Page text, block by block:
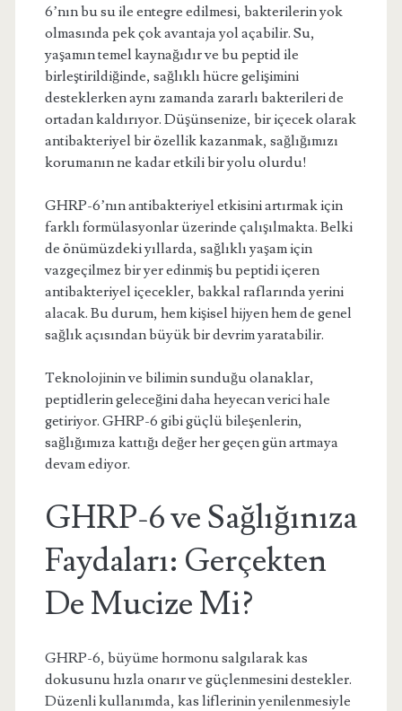
6’nın bu su ile entegre edilmesi, bakterilerin yok
olmasında pek çok avantaja yol açabilir. Su,
yaşamın temel kaynağıdır ve bu peptid ile
birleştirildiğinde, sağlıklı hücre gelişimini
desteklerken aynı zamanda zararlı bakterileri de
ortadan kaldırıyor. Düşünsenize, bir içecek olarak
antibakteriyel bir özellik kazanmak, sağlığımızı
korumanın ne kadar etkili bir yolu olurdu!
GHRP-6’nın antibakteriyel etkisini artırmak için
farklı formülasyonlar üzerinde çalışılmakta. Belki
de önümüzdeki yıllarda, sağlıklı yaşam için
vazgeçilmez bir yer edinmiş bu peptidi içeren
antibakteriyel içecekler, bakkal raflarında yerini
alacak. Bu durum, hem kişisel hijyen hem de genel
sağlık açısından büyük bir devrim yaratabilir.
Teknolojinin ve bilimin sunduğu olanaklar,
peptidlerin geleceğini daha heyecan verici hale
getiriyor. GHRP-6 gibi güçlü bileşenlerin,
sağlığımıza kattığı değer her geçen gün artmaya
devam ediyor.
GHRP-6 ve Sağlığınıza
Faydaları: Gerçekten
De Mucize Mi?
GHRP-6, büyüme hormonu salgılarak kas
dokusunu hızla onarır ve güçlenmesini destekler.
Düzenli kullanımda, kas liflerinin yenilenmesiyle